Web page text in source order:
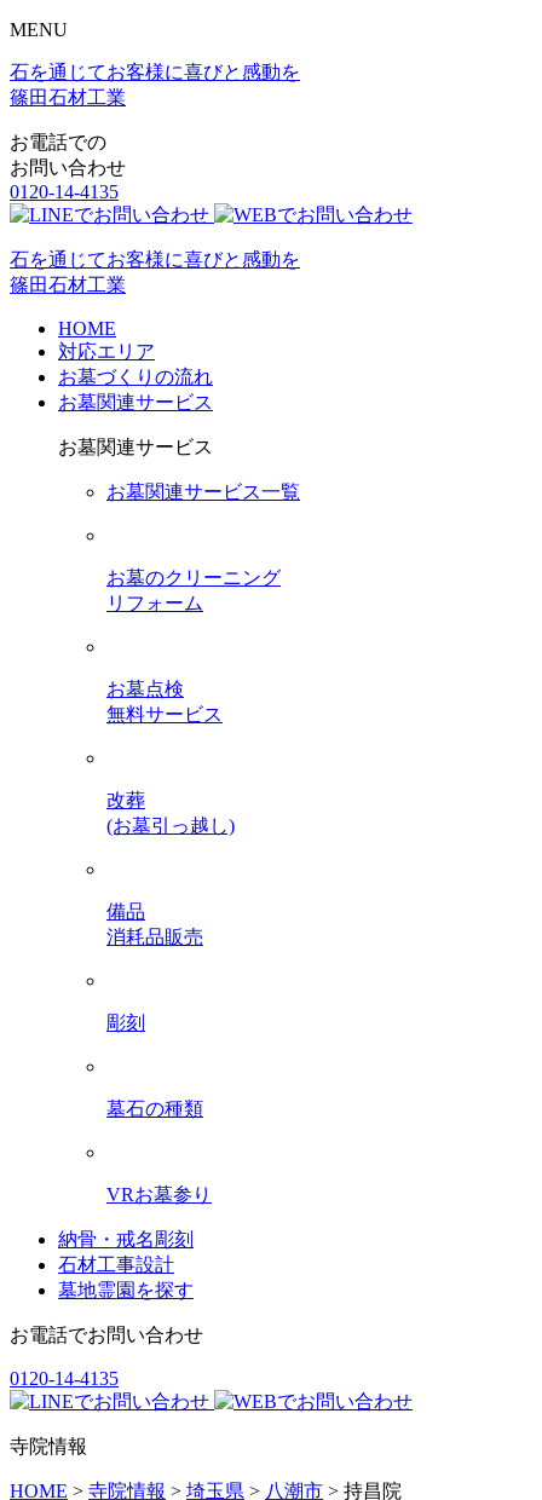
MENU
石を通じてお客様に喜びと感動を
篠田石材工業
お電話での
お問い合わせ
0120-14-4135
石を通じてお客様に喜びと感動を
篠田石材工業
HOME
対応エリア
お墓づくりの流れ
お墓関連サービス
お墓関連サービス
お墓関連サービス一覧
お墓のクリーニング
リフォーム
お墓点検
無料サービス
改葬
(お墓引っ越し)
備品
消耗品販売
彫刻
墓石の種類
VRお墓参り
納骨・戒名彫刻
石材工事設計
墓地霊園を探す
お電話でお問い合わせ
0120-14-4135
寺院情報
HOME > 寺院情報 > 埼玉県 > 八潮市 > 持昌院